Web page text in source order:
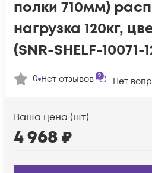
полки 710мм)
нагрузка 120кг,
(SNR-SHELF-10071-
0 Нет отзывов Нет
Ваша цена (шт):
4 968₽